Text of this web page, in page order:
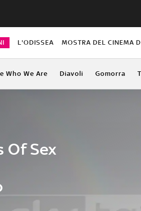
L'ODISSEA MOSTRA DEL CINEMA
Who We Are Diavoli Gomorra
Of Sex